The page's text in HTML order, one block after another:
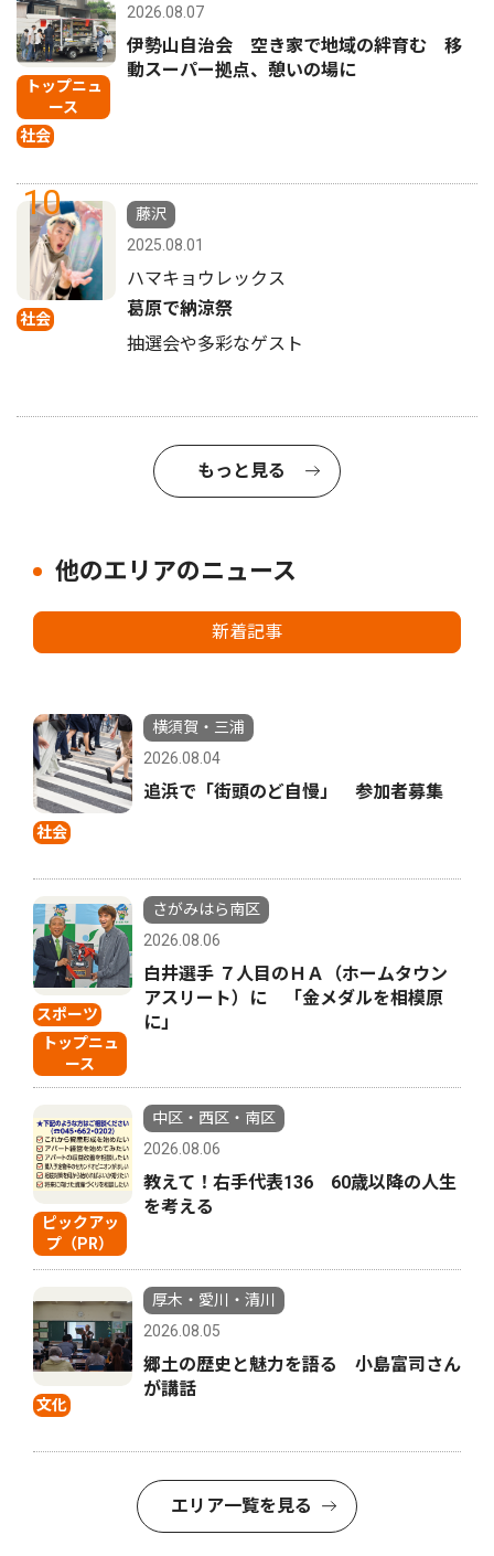
トップニュ
ース
社会
2026.08.07
伊勢山自治会 空き家で地域の絆育む 移
動スーパー拠点、憩いの場に
10
社会
藤沢
2025.08.01
ハマキョウレックス
葛原で納涼祭
抽選会や多彩なゲスト
もっと見る
他のエリアのニュース
新着記事
社会
横須賀・三浦
2026.08.04
追浜で「街頭のど自慢」 参加者募集
スポーツ
トップニュ
ース
さがみはら南区
2026.08.06
白井選手 ７人目のＨＡ（ホームタウン
アスリート）に 「金メダルを相模原
に」
ピックアッ
プ（PR）
中区・西区・南区
2026.08.06
教えて！右手代表136 60歳以降の人生
を考える
文化
厚木・愛川・清川
2026.08.05
郷土の歴史と魅力を語る 小島富司さん
が講話
エリア一覧を見る